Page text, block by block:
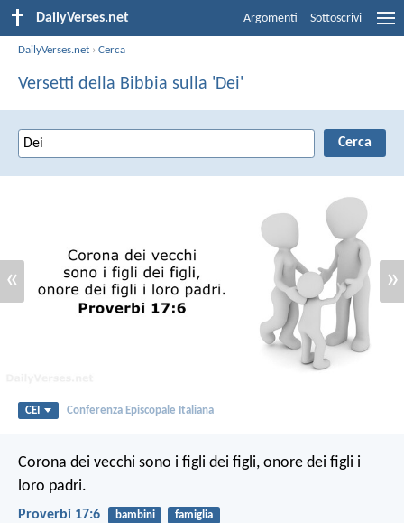
DailyVerses.net Argomenti Sottoscrivi
DailyVerses.net ›Cerca
Versetti della Bibbia sulla 'Dei'
« »
CEI Conferenza Episcopale Italiana
Corona dei vecchi sono i figli dei figli, onore dei figli i
loro padri.
Proverbi 17:6 bambini famiglia